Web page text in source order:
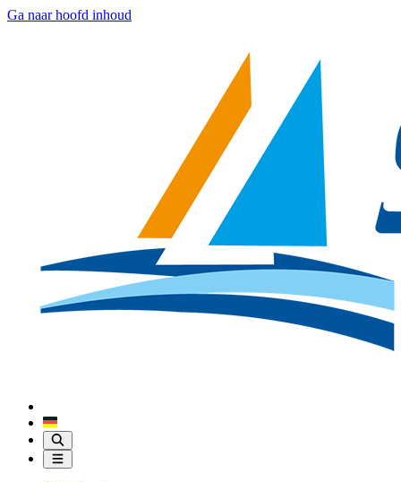
Ga naar hoofd inhoud